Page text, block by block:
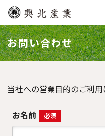
お問い合わせ
当社への営業目的のご利用
お名前 必須